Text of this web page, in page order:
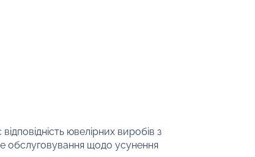
ювелірних виробів з
обслуговування щодо усунення